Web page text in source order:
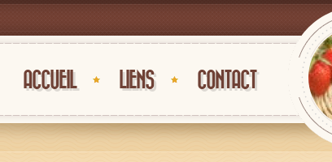
ACCUEIL LIENS CONTACT